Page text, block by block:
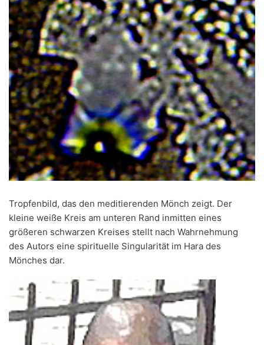
Tropfenbild, das den meditierenden Mönch zeigt. Der
kleine weiße Kreis am unteren Rand inmitten eines
größeren schwarzen Kreises stellt nach Wahrnehmung
des Autors eine spirituelle Singularität im Hara des
Mönches dar.